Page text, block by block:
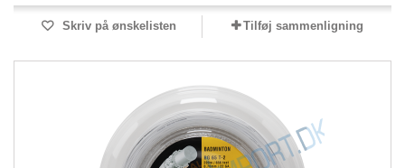
Skriv på ønskelisten Tilføj sammenligning